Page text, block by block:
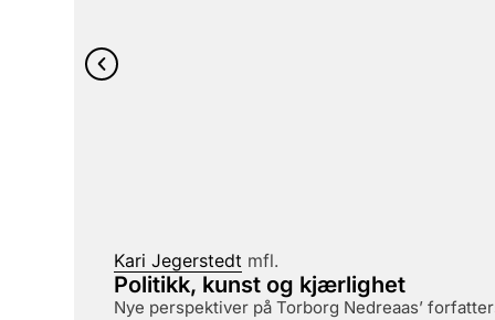
Kari Jegerstedt mfl.
Politikk, kunst og kjærlighet
nye perspektiver på Torborg Nedreaas’